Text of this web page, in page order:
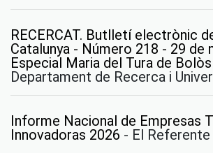
RECERCAT. Butlletí electrònic
Catalunya - Número 218 - 29 de
Especial Maria del Tura de
Departament de Recerca i
Informe Nacional de Empresas
Innovadoras 2026 - El Referente